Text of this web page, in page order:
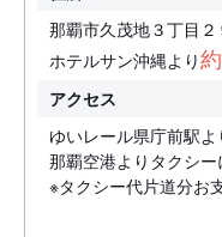
那覇市久茂地３丁目２
ホテルサン沖縄より
アクセス
ゆいレール県庁前駅
那覇空港よりタクシ
※タクシー代片道分お